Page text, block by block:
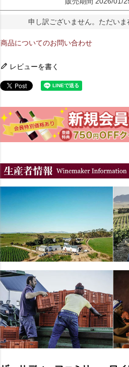
申し訳ございません。ただいま
商品についてのお問い合わせ
レビューを書く